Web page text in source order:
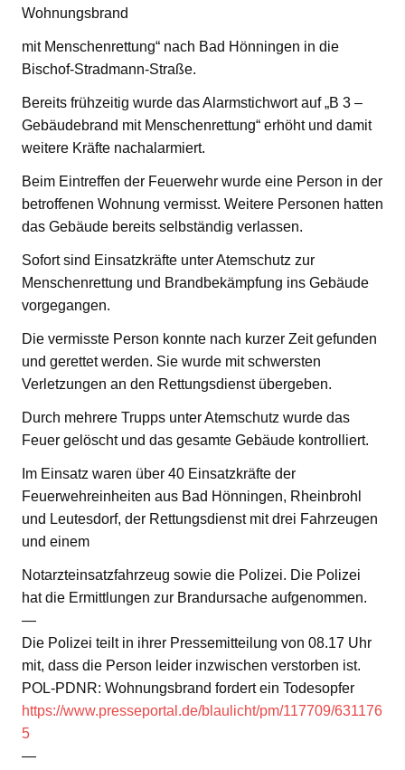
Wohnungsbrand
mit Menschenrettung“ nach Bad Hönningen in die
Bischof-Stradmann-Straße.
Bereits frühzeitig wurde das Alarmstichwort auf „B 3 –
Gebäudebrand mit Menschenrettung“ erhöht und damit
weitere Kräfte nachalarmiert.
Beim Eintreffen der Feuerwehr wurde eine Person in der
betroffenen Wohnung vermisst. Weitere Personen hatten
das Gebäude bereits selbständig verlassen.
Sofort sind Einsatzkräfte unter Atemschutz zur
Menschenrettung und Brandbekämpfung ins Gebäude
vorgegangen.
Die vermisste Person konnte nach kurzer Zeit gefunden
und gerettet werden. Sie wurde mit schwersten
Verletzungen an den Rettungsdienst übergeben.
Durch mehrere Trupps unter Atemschutz wurde das
Feuer gelöscht und das gesamte Gebäude kontrolliert.
Im Einsatz waren über 40 Einsatzkräfte der
Feuerwehreinheiten aus Bad Hönningen, Rheinbrohl
und Leutesdorf, der Rettungsdienst mit drei Fahrzeugen
und einem
Notarzteinsatzfahrzeug sowie die Polizei. Die Polizei
hat die Ermittlungen zur Brandursache aufgenommen.
—
Die Polizei teilt in ihrer Pressemitteilung von 08.17 Uhr
mit, dass die Person leider inzwischen verstorben ist.
POL-PDNR: Wohnungsbrand fordert ein Todesopfer
https://www.presseportal.de/blaulicht/pm/117709/631176
5
—